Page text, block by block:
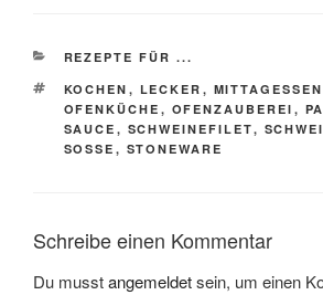
KATEGORIEN
REZEPTE FÜR ...
SCHLAGWÖRTER
KOCHEN , LECKER , MITTAGESSEN
OFENKÜCHE , OFENZAUBEREI ,
SAUCE , SCHWEINEFILET,
SOSSE
, STONEWARE
Schreibe einen Kommentar
Du musstangemeldetsein, um einen